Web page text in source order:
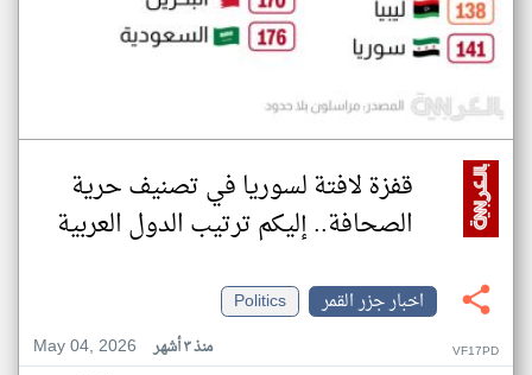
قفزة لافتة لسوريا في تصنيف حرية
الصحافة.. إليكم ترتيب الدول العربية
اخبار جزر القمر
Politics
May 04, 2026
منذ ٣ أشهر VF17PD